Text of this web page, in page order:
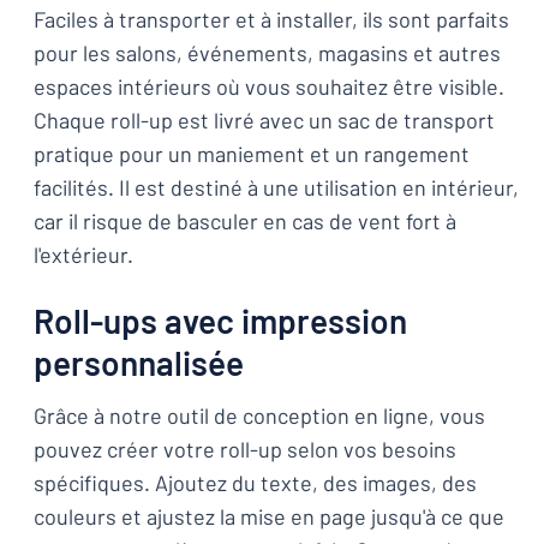
Faciles à transporter et à installer, ils sont parfaits
pour les salons, événements, magasins et autres
espaces intérieurs où vous souhaitez être visible.
Chaque roll-up est livré avec un sac de transport
pratique pour un maniement et un rangement
facilités. Il est destiné à une utilisation en intérieur,
car il risque de basculer en cas de vent fort à
l'extérieur.
Roll-ups avec impression
personnalisée
Grâce à notre outil de conception en ligne, vous
pouvez créer votre roll-up selon vos besoins
spécifiques. Ajoutez du texte, des images, des
couleurs et ajustez la mise en page jusqu'à ce que